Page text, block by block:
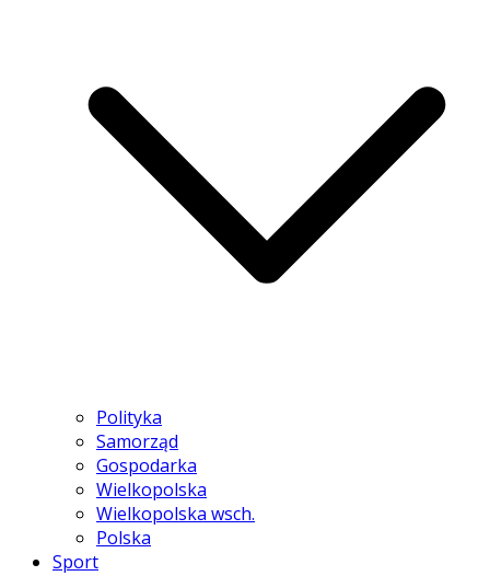
Polityka
Samorząd
Gospodarka
Wielkopolska
Wielkopolska wsch.
Polska
Sport